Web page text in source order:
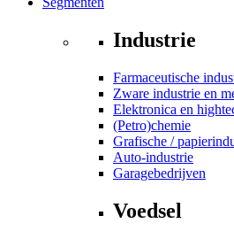
Industrie
Farmaceutische
Zware industrie en
Elektronica en
(Petro)chemie
Grafische /
Auto-industrie
Garagebedrijven
Voedsel